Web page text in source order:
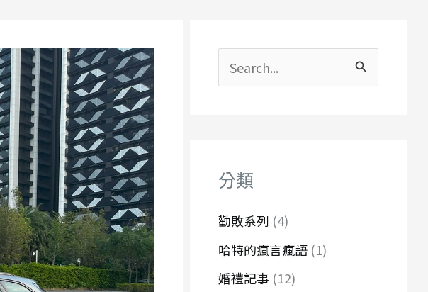
尋
:分類
勸敗系列 (4)
哈特的瘋言瘋語 (1)
婚禮記事 (12)